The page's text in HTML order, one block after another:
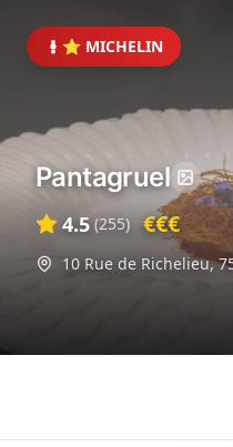
⭐ MICHELIN
Pantagruel
4.5 (255) €€€
10 Rue de Richelieu,